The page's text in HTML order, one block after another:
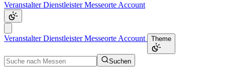
VeranstalterDienstleisterMesseorte Account
VeranstalterDienstleisterMesseorte Account Theme
Suchen